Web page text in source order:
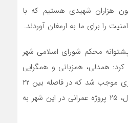
هزاران شهیدی هستیم که با
را برای ما به ارمغان آوردند.
پشتوانه محکم شورای اسلامی شهر
کرد: همدلی، همزبانی و همگرایی
بین شورا اسلامی و شهرداری موجب شد که در فاصله بین ۲۲
بهمن تا هفته دولت امسال، ۲۵ پروژه عمرانی در این شهر به